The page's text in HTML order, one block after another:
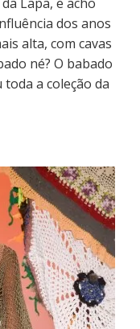
dos anos
alta, com cavas
né? O babado
a coleção da